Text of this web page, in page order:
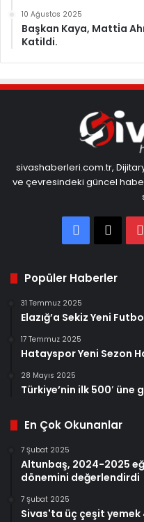
10 Ağustos 2025
Başkan Kaya, Matti̇a
Katildi.
sivashaberleri.com.tr,
ve çevresindeki güncel
Facebook
X
Popüler Haberler
31 Temmuz 2025
Elazığ’a Sekiz Yeni
17 Temmuz 2025
Hatayspor Yeni Sezon
28 Mayıs 2025
Türkiye’nin ilk 500′ üne
En Çok Okunanlar
7 Şubat 2025
Altunbaş, 2024-2025
dönemini değerlendirdi
7 Şubat 2025
Sivas'ta üç çeşit yemek